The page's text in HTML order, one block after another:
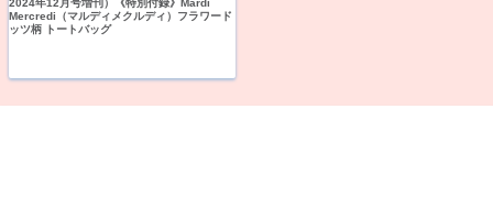
2024年12月号増刊）《特別付録》Mardi
Mercredi（マルディメクルディ）フラワード
ッツ柄 トートバッグ